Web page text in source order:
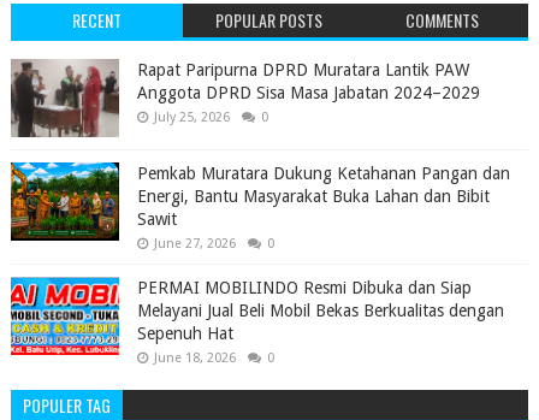
RECENT POPULAR POSTS COMMENTS
‎Rapat Paripurna DPRD Muratara Lantik PAW
Anggota DPRD Sisa Masa Jabatan 2024–2029 ‎
July 25, 2026 0
Pemkab Muratara Dukung Ketahanan Pangan dan
Energi, Bantu Masyarakat Buka Lahan dan Bibit
Sawit
June 27, 2026 0
PERMAI MOBILINDO Resmi Dibuka dan Siap
Melayani Jual Beli Mobil Bekas Berkualitas dengan
Sepenuh Hat
June 18, 2026 0
POPULER TAG